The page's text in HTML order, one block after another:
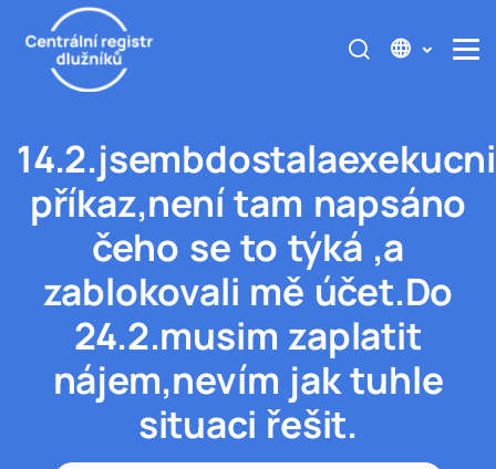
14.2.jsembdostalaexekucni
příkaz,není tam napsáno
čeho se to týká ,a
zablokovali mě účet.Do
24.2.musim zaplatit
nájem,nevím jak tuhle
situaci řešit.